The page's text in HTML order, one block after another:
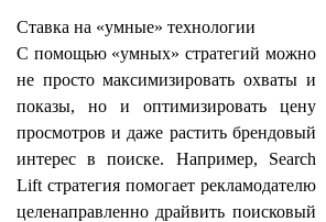
Ставка на «умные» технологии
С помощью «умных» стратегий можно
не просто максимизировать охваты и
показы, но и оптимизировать цену
просмотров и даже растить брендовый
интерес в поиске. Например, Search
Lift стратегия помогает рекламодателю
целенаправленно драйвить поисковый